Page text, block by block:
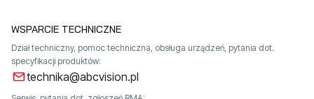
WSPARCIE TECHNICZNE
Dział techniczny, pomoc techniczna, obsługa urządzeń, pytania dot.
specyfikacji produktów:
technika@abcvision.pl